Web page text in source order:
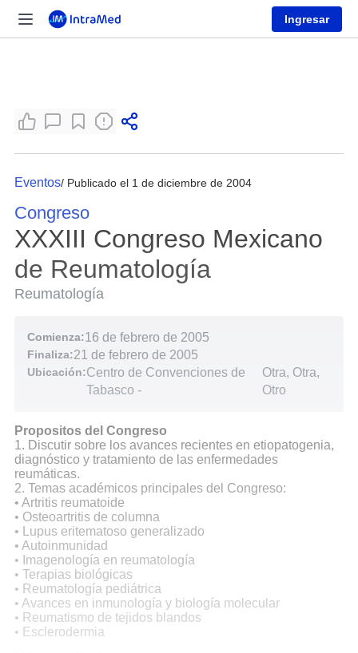
Ingresar
Eventos/ Publicado el 1 de diciembre de 2004
Congreso
XXXIII Congreso Mexicano
de Reumatología
Reumatología
Comienza:16 de febrero de 2005
Finaliza:21 de febrero de 2005
Ubicación:Centro de Convenciones de
Tabasco -
Otra, Otra,
Otro
Propositos del Congreso
1. Discutir sobre los avances recientes en etiopatogenia,
diagnóstico y tratamiento de las enfermedades
reumáticas.
2. Temas académicos principales del Congreso:
• Artritis reumatoide
• Osteoartritis de columna
• Lupus eritematoso generalizado
• Autoinmunidad
• Imagenología en reumatología
• Terapias biológicas
• Reumatología pediátrica
• Avances en inmunología y biología molecular
• Reumatismo de tejidos blandos
• Esclerodermia